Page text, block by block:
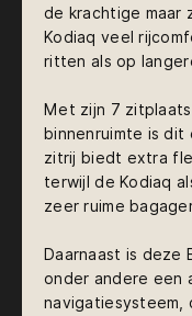
de krachtige maar
Kodiaq veel
ritten als op
Met zijn 7
binnenruimte is
zitrij biedt extra
terwijl de Kodiaq
zeer ruime
Daarnaast is deze
onder andere een
navigatiesysteem,